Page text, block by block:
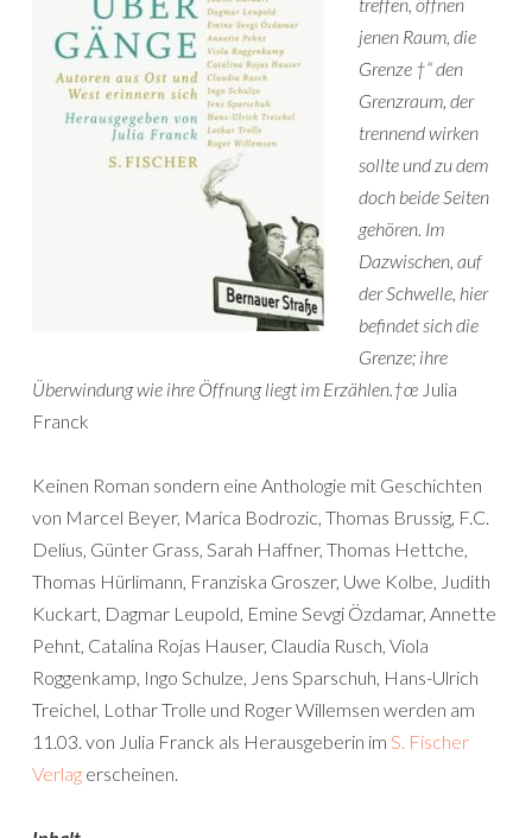
jenen Raum, die
Grenze †“ den
Grenzraum, der
trennend wirken
sollte und zu dem
doch beide Seiten
gehören. Im
Dazwischen, auf
der Schwelle, hier
befindet sich die
Grenze; ihre
Überwindung wie ihre Öffnung liegt im Erzählen.†œ Julia
Franck
Keinen Roman sondern eine Anthologie mit Geschichten
von Marcel Beyer, Marica Bodrozic, Thomas Brussig, F.C.
Delius, Günter Grass, Sarah Haffner, Thomas Hettche,
Thomas Hürlimann, Franziska Groszer, Uwe Kolbe, Judith
Kuckart, Dagmar Leupold, Emine Sevgi Özdamar, Annette
Pehnt, Catalina Rojas Hauser, Claudia Rusch, Viola
Roggenkamp, Ingo Schulze, Jens Sparschuh, Hans-Ulrich
Treichel, Lothar Trolle und Roger Willemsen werden am
11.03. von Julia Franck als Herausgeberin im S. Fischer
Verlag erscheinen.